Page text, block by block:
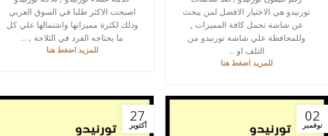
تورنيدو هي الاختيار الافضل لمن يبحث
عن شاشة تحمل كافة المميزات ,
وللمحافظة علي شاشة تورنيدو من
التلف او ...
للمزيد اضغط هنا
اصبحت الاكثر طلبا في السوق العربي
وذلك لكثرة مميزاتها واشتمالها علي كل
ما يحتاجه الفرد في الثلاجة , ...
للمزيد اضغط هنا
02
نوفمبر
27
أكتوبر